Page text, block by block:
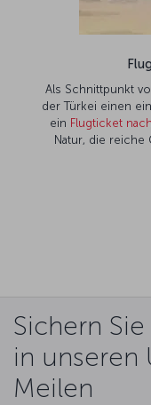
Als Schnittpunkt
der Türkei einen
ein Flugticket
Natur, die reiche
Sichern
in unseren
Meilen